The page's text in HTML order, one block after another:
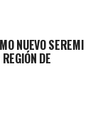
NUEVO SEREMI
DE